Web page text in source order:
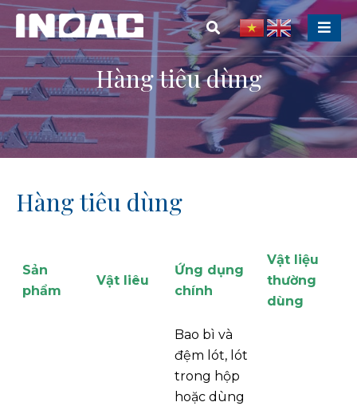
Hàng tiêu dùng
Hàng tiêu dùng
Sản
phẩm
Vật liêu
Ứng dụng
chính
Vật liệu
thường
dùng
Bao bì và
đệm lót, lót
trong hộp
hoặc dùng